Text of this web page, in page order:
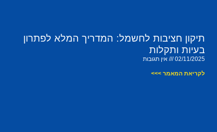
תיקון חציבות לחשמל: המדריך המלא לפתרון
בעיות ותקלות
02/11/2025 אין תגובות
לקריאת המאמר >>>